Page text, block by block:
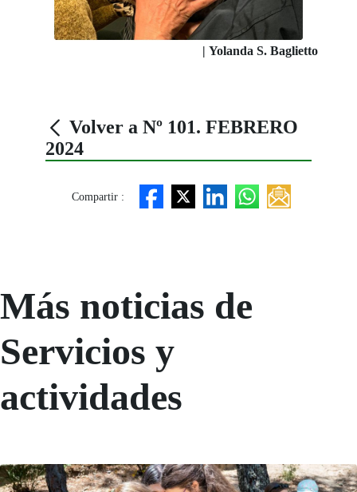
| Yolanda S. Baglietto
Volver a Nº 101. FEBRERO
2024
Compartir :
Más noticias de
Servicios y
actividades